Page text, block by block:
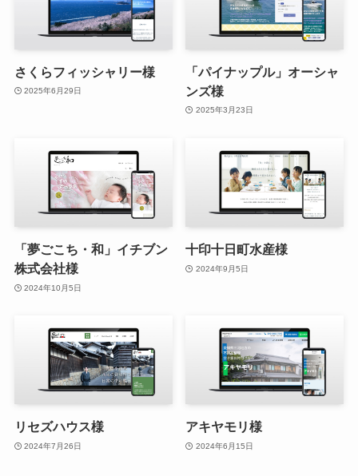
さくらフィッシャリー様
2025年6月29日
「パイナップル」オーシャ
ンズ様
2025年3月23日
「夢ごこち・和」イチブン
株式会社様
2024年10月5日
十印十日町水産様
2024年9月5日
リセズハウス様
2024年7月26日
アキヤモリ様
2024年6月15日